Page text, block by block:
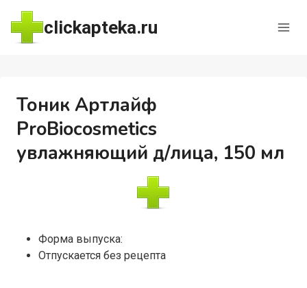
Перейти
содержимому
clickapteka.ru
Тоник Артлайф
ProBiocosmetics
увлажняющий д/лица, 150 мл
Форма выпуска:
Отпускается без рецепта